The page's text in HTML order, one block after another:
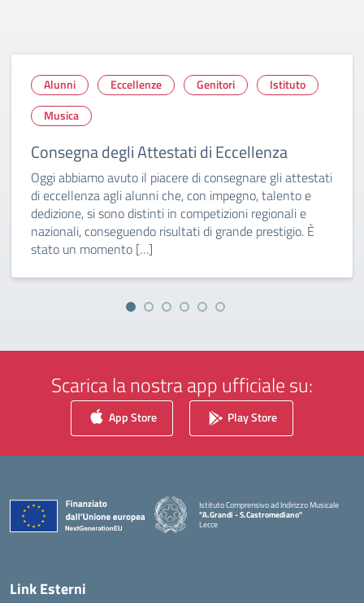
Alunni Eccellenze Genitori
Istituto
Musica
Consegna degli Attestati di Eccellenza
Oggi abbiamo avuto il piacere di consegnare gli attestati
di eccellenza agli alunni che, con impegno, talento e
dedizione, si sono distinti in competizioni regionali e
nazionali, conseguendo risultati di grande prestigio. È
stato un momento […]
Scarica la nostra app ufficiale su:
App Store Play Store
Istituto Comprensivo ad Indirizzo Musicale
"A.Grandi - S.Castromediano"
Lecce
Link Esterni